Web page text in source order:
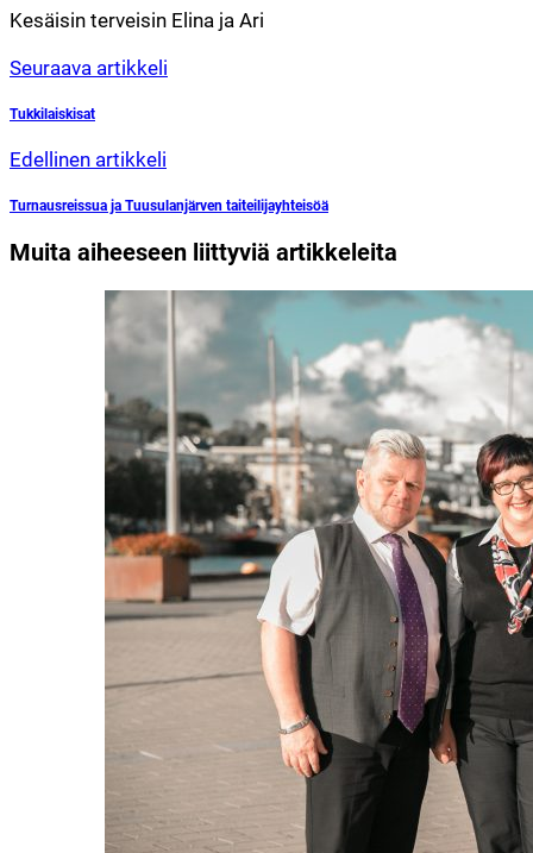
Kesäisin terveisin Elina ja Ari
Seuraava artikkeli
Tukkilaiskisat
Edellinen artikkeli
Turnausreissua ja Tuusulanjärven taiteilijayhteisöä
Muita aiheeseen liittyviä artikkeleita